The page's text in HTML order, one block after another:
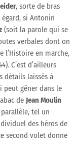
, sorte de bras
si Antonin
(soit la parole qui se
verbales dont on
l’Histoire en marche,
C’est d’ailleurs
détails laissés à
peut gêner dans le
de Jean Moulin
tel un
des héros de
second volet donne